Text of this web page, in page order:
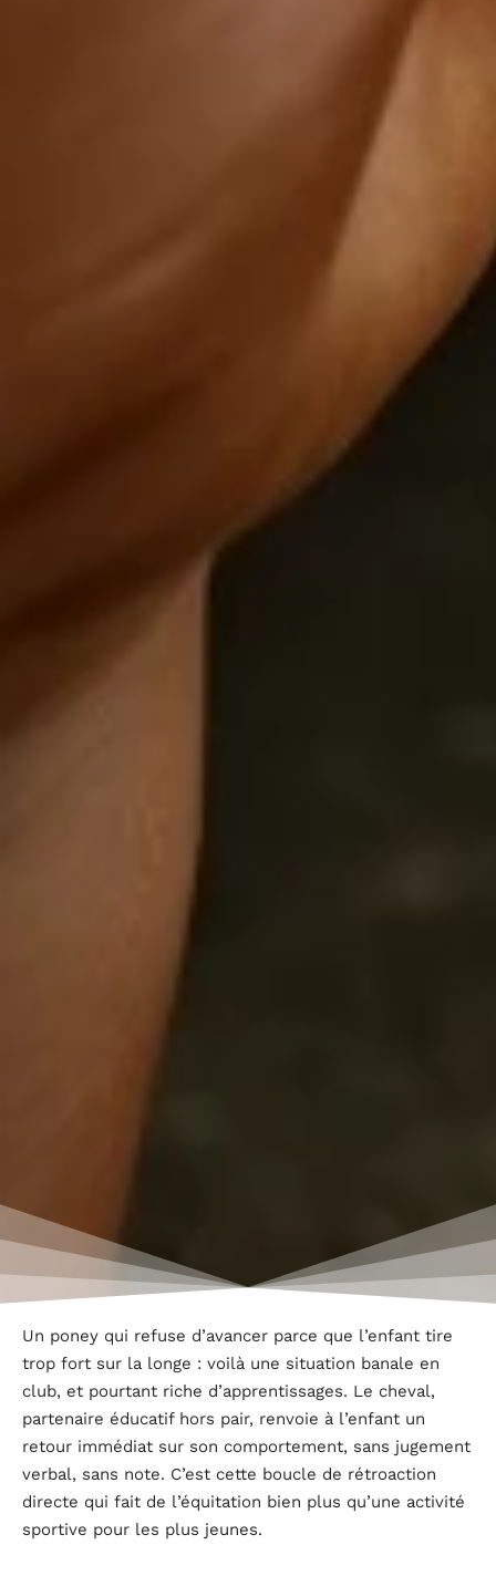
Un poney qui refuse d’avancer parce que l’enfant tire
trop fort sur la longe : voilà une situation banale en
club, et pourtant riche d’apprentissages. Le cheval,
partenaire éducatif hors pair, renvoie à l’enfant un
retour immédiat sur son comportement, sans jugement
verbal, sans note. C’est cette boucle de rétroaction
directe qui fait de l’équitation bien plus qu’une activité
sportive pour les plus jeunes.